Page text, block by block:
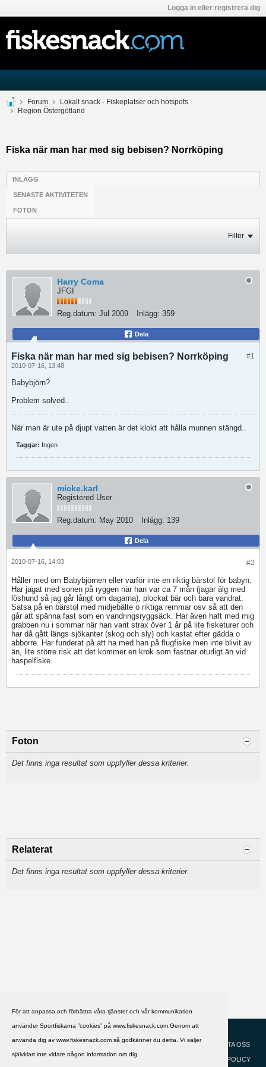
För att anpassa och förbättra våra tjänster och vår kommunikation
använder Sportfiskarna ”cookies” på www.fiskesnack.com.Genom att
använda dig av www.fiskesnack.com så godkänner du detta. Vi säljer
självklart inte vidare någon information om dig.
Logga in eller registrera dig
Forum
Lokalt snack - Fiskeplatser och hotspots
Region Östergötland
Fiska när man har med sig bebisen? Norrköping
INLÄGG
SENASTE AKTIVITETEN
FOTON
Filter
Harry Coma
JFGI
Reg.datum: Jul 2009 Inlägg: 359
Dela
#1
Fiska när man har med sig bebisen? Norrköping
2010-07-16, 13:48
Babybjörn?
Problem solved..
När man är ute på djupt vatten är det klokt att hålla munnen stängd..
Taggar: Ingen
micke.karl
Registered User
Reg.datum: May 2010 Inlägg: 139
Dela
#2
2010-07-16, 14:03
Håller med om Babybjörnen eller varför inte en riktig bärstol för babyn.
Har jagat med sonen på ryggen när han var ca 7 mån (jagar älg med
löshund så jag går långt om dagarna), plockat bär och bara vandrat.
Satsa på en bärstol med midjebälte o riktiga remmar osv så att den
går att spänna fast som en vandringsryggsäck. Har även haft med mig
grabben nu i sommar när han varit strax över 1 år på lite fisketurer och
har då gått längs sjökanter (skog och sly) och kastat efter gädda o
abborre. Har funderat på att ha med han på flugfiske men inte blivit av
än, lite större risk att det kommer en krok som fastnar oturligt än vid
haspelfiske.
Foton
Det finns inga resultat som uppfyller dessa kriterier.
Relaterat
Det finns inga resultat som uppfyller dessa kriterier.
HJÄLP
KONTAKTA OSS
COOKIEPOLICY